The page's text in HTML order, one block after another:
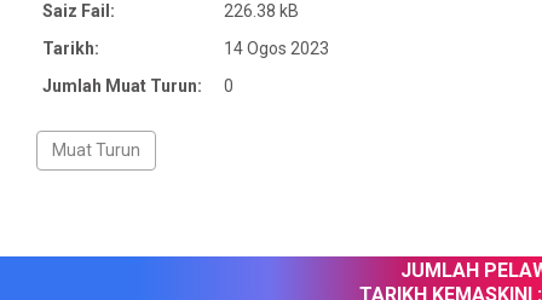
Saiz Fail:
226.38 kB
Tarikh:
14 Ogos 2023
Jumlah Muat Turun:
0
JUMLAH
TARIKH KEMASKINI :